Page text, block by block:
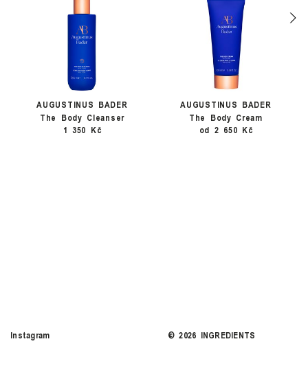
AUGUSTINUS BADER
The Body Cleanser
1 350 Kč
AUGUSTINUS BADER
The Body Cream
od 2 650 Kč
Instagram ©2026 INGREDIENTS